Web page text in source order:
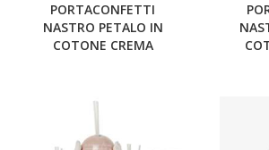
PORTACONFETTI
NASTRO PETALO IN
COTONE CREMA